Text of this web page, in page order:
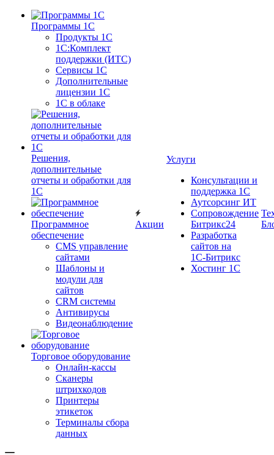
Программы 1С
Продукты 1С
1С:Комплект
поддержки (ИТС)
Сервисы 1С
Дополнительные
лицензии 1С
1С в облаке
Решения,
дополнительные
отчеты и обработки для
1С
Программное
обеспечение
CMS управление
сайтами
Шаблоны и
модули для
сайтов
CRM системы
Антивирусы
Видеонаблюдение
Торговое оборудование
Онлайн-кассы
Сканеры
штрихкодов
Принтеры
этикеток
Терминалы сбора
данных
Акции
Услуги
Консультации и
поддержка 1C
Аутсорсинг ИТ
Сопровождение
Битрикс24
Разработка
сайтов на
1С‑Битрикс
Хостинг 1С